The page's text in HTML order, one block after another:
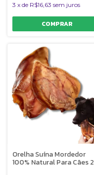
3 x de R$16,63 sem juros
Orelha Suína Mordedor
100% Natural Para Cães 2